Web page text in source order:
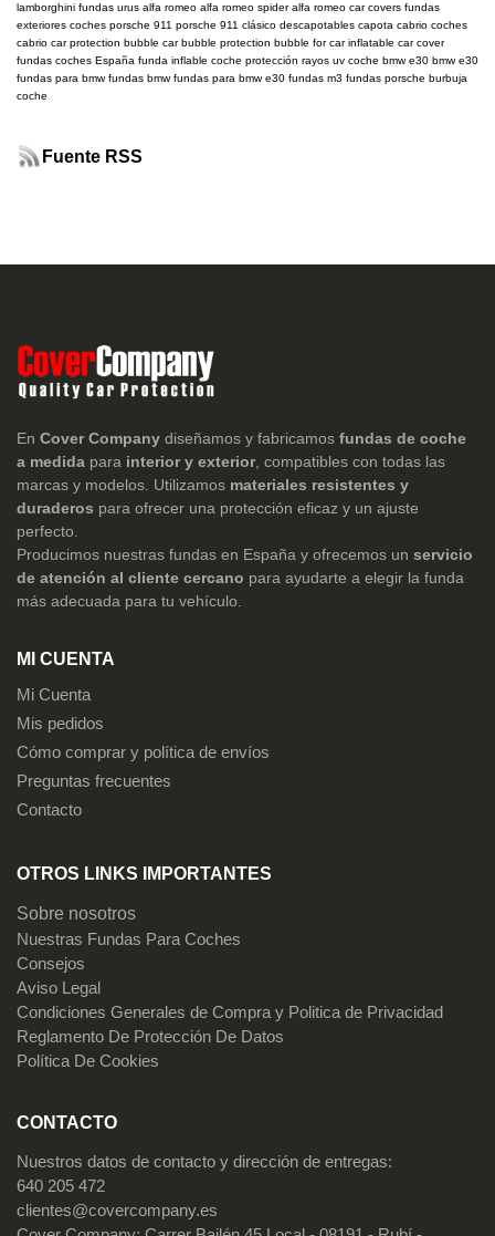
lamborghini fundas urus alfa romeo alfa romeo spider alfa romeo car covers fundas
exteriores coches porsche 911 porsche 911 clásico descapotables capota cabrio coches
cabrio car protection bubble car bubble protection bubble for car inflatable car cover
fundas coches España funda inflable coche protección rayos uv coche bmw e30 bmw e30
fundas para bmw fundas bmw fundas para bmw e30 fundas m3 fundas porsche burbuja
coche
Fuente RSS
En Cover Company diseñamos y fabricamos fundas de coche
a medida para interior y exterior, compatibles con todas las
marcas y modelos. Utilizamos materiales resistentes y
duraderos para ofrecer una protección eficaz y un ajuste
perfecto.
Producimos nuestras fundas en España y ofrecemos un servicio
de atención al cliente cercano para ayudarte a elegir la funda
más adecuada para tu vehículo.
MI CUENTA
Mi Cuenta
Mis pedidos
Cómo comprar y política de envíos
Preguntas frecuentes
Contacto
OTROS LINKS IMPORTANTES
Sobre nosotros
Nuestras Fundas Para Coches
Consejos
Aviso Legal
Condiciones Generales de Compra y Politica de Privacidad
Reglamento De Protección De Datos
Política De Cookies
CONTACTO
Nuestros datos de contacto y dirección de entregas:
640 205 472
clientes@covercompany.es